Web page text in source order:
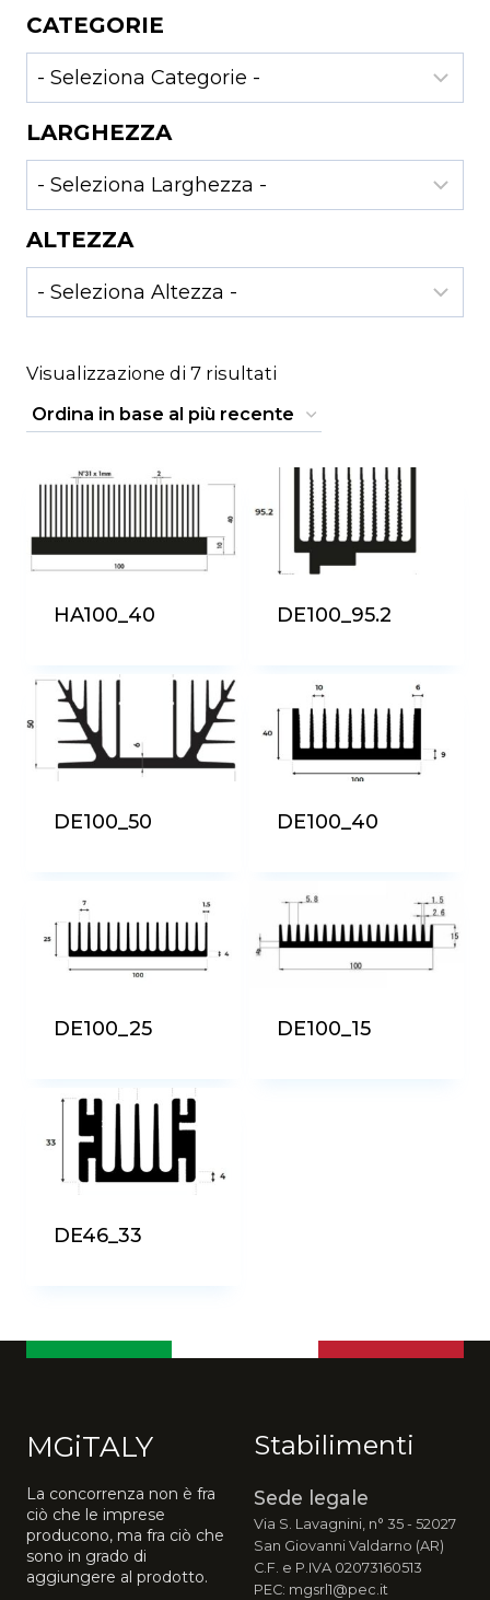
Visualizzazione di 7 risultati
in
base
al
recente
HA100_40 DE100_95.2
DE100_50 DE100_40
DE100_25 DE100_15
DE46_33
CATEGORIE
LARGHEZZA
ALTEZZA
MGiTALY
La concorrenza non è fra
ciò che le imprese
producono, ma fra ciò che
sono in grado di
aggiungere al prodotto.
Stabilimenti
Sede legale
Via S. Lavagnini, n° 35 - 52027
San Giovanni Valdarno (AR)
C.F. e P.IVA 02073160513
PEC: mgsrl1@pec.it